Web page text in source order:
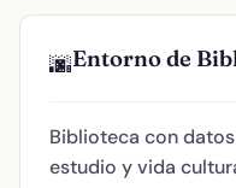
🌆Entorno de
Biblioteca con
estudio y vida